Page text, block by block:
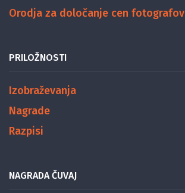
Orodja za določanje cen fotografov
PRILOŽNOSTI
Izobraževanja
Nagrade
Razpisi
NAGRADA ČUVAJ